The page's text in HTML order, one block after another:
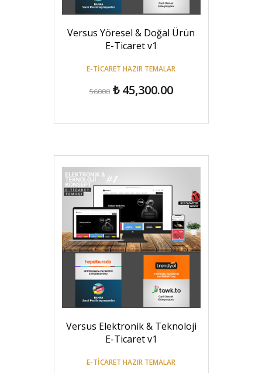
Versus Yöresel & Doğal Ürün
E-Ticaret v1
E-TICARET HAZIR TEMALAR
56000₺ 45,300.00
Versus Elektronik & Teknoloji
E-Ticaret v1
E-TICARET HAZIR TEMALAR